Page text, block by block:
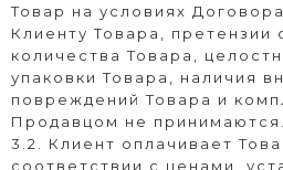
Товар на условиях
Клиенту Товара, претензии
количества Товара,
упаковки Товара, наличия
повреждений Товара и
Продавцом не принимаются.
3.2. Клиент оплачивает
соответствии с ценами,